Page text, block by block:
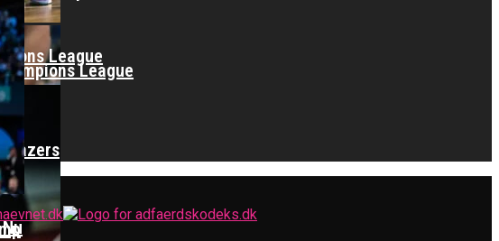
League
League